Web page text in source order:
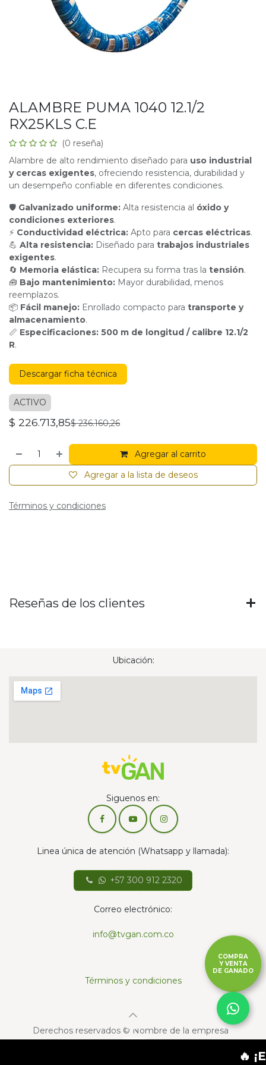
ALAMBRE PUMA 1040 12.1/2
RX25KLS C.E
(0 reseña)
Alambre de alto rendimiento diseñado para uso industrial
y cercas exigentes, ofreciendo resistencia, durabilidad y
un desempeño confiable en diferentes condiciones.
🛡 Galvanizado uniforme: Alta resistencia al óxido y
condiciones exteriores.
⚡ Conductividad eléctrica: Apto para cercas eléctricas.
💪 Alta resistencia: Diseñado para trabajos industriales
exigentes.
🔄 Memoria elástica: Recupera su forma tras la tensión.
🧰 Bajo mantenimiento: Mayor durabilidad, menos
reemplazos.
📦 Fácil manejo: Enrollado compacto para transporte y
almacenamiento.
📏 Especificaciones: 500 m de longitud / calibre 12.1/2
R.
Descargar ficha técnica
ACTIVO
$ 226.713,85$236.160,26
Agregar al carrito
Agregar a la lista de deseos
Términos y condiciones
Reseñas de los clientes
Ubicación:
Siguenos en:
Linea única de atención (Whatsapp y llamada):
+57 300 912 2320
Correo electrónico:
info@tvgan.com.co
Términos y condiciones
Derechos reservados © Nombre de la empresa
COMPRA
Y VENTA
DE GANADO
🔥